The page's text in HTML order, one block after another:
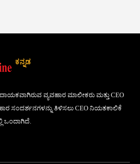
ಕನ್ನಡ
ವ್ಯವಹಾರ ಮಾಲೀಕರು ಮತ್ತು CEO
ಸಂದರ್ಶನಗಳನ್ನು ತಿಳಿಸಲು CEO ನಿಯತಕಾಲಿಕೆ
ಒಂದಾಗಿದೆ.